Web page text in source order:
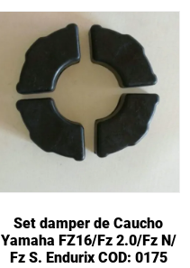
Set damper de Caucho
Yamaha FZ16/Fz 2.0/Fz N/
Fz S. Endurix COD: 0175